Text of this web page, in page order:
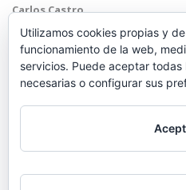
Carlos Castro
Málaga
Mobile: +34 652 83 71 98
Utilizamos cookies propias y
funcionamiento de la web,
servicios. Puede aceptar
necesarias o configurar sus